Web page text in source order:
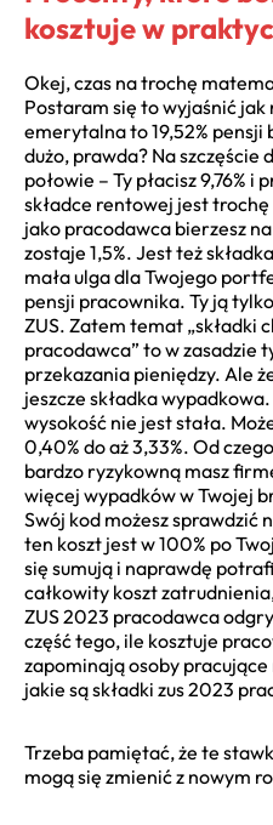
kosztuje w
Okej, czas na trochę
Postaram się to wyjaśnić jak
emerytalna to 19,52%
dużo, prawda? Na szczęście
połowie – Ty płacisz 9,76% i
składce rentowej jest trochę
jako pracodawca bierzesz
zostaje 1,5%. Jest też
mała ulga dla Twojego
pensji pracownika. Ty ją
ZUS. Zatem temat „składki
pracodawca” to w zasadzie
przekazania pieniędzy. Ale
jeszcze składka
wysokość nie jest stała.
0,40% do aż 3,33%. Od
bardzo ryzykowną masz
więcej wypadków w Twojej
Swój kod możesz sprawdzić
ten koszt jest w 100% po
się sumują i naprawdę
całkowity koszt
ZUS 2023 pracodawca
część tego, ile kosztuje
zapominają osoby
jakie są składki zus 2023
Trzeba pamiętać, że te
mogą się zmienić z nowym